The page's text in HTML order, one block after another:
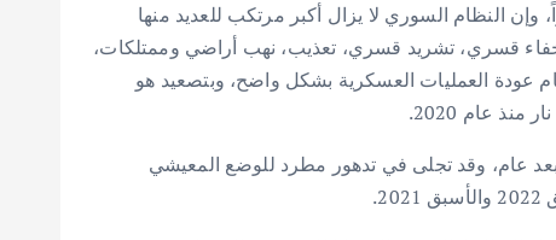
النظام السوري لا يزال أكبر مرتكب للعديد منها
قسري، تشريد قسري، تعذيب، نهب أراضي وممتلكات،
عودة العمليات العسكرية بشكل واضح، وبتصعيد هو
عام 2020.
بعد عام، وقد تجلى في تدهور مطرد للوضع المعيشي